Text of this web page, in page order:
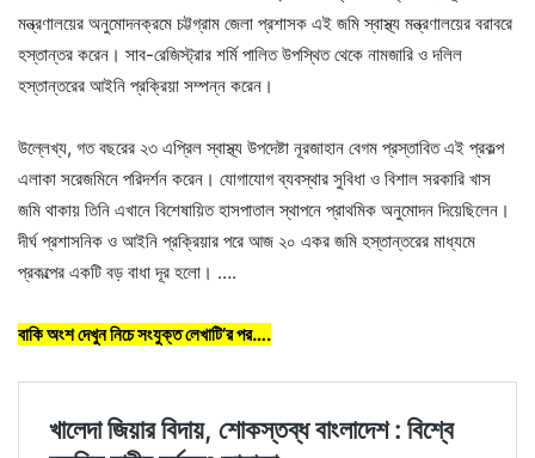
মন্ত্রণালয়ের অনুমোদনক্রমে চট্টগ্রাম জেলা প্রশাসক এই জমি স্বাস্থ্য মন্ত্রণালয়ের বরাবরে
হস্তান্তর করেন। সাব-রেজিস্ট্রার শর্মি পালিত উপস্থিত থেকে নামজারি ও দলিল
হস্তান্তরের আইনি প্রক্রিয়া সম্পন্ন করেন।
উল্লেখ্য, গত বছরের ২৩ এপ্রিল স্বাস্থ্য উপদেষ্টা নূরজাহান বেগম প্রস্তাবিত এই প্রকল্প
এলাকা সরেজমিনে পরিদর্শন করেন। যোগাযোগ ব্যবস্থার সুবিধা ও বিশাল সরকারি খাস
জমি থাকায় তিনি এখানে বিশেষায়িত হাসপাতাল স্থাপনে প্রাথমিক অনুমোদন দিয়েছিলেন।
দীর্ঘ প্রশাসনিক ও আইনি প্রক্রিয়ার পরে আজ ২০ একর জমি হস্তান্তরের মাধ্যমে
প্রকল্পের একটি বড় বাধা দূর হলো। ….
বাকি অংশ দেখুন নিচে সংযুক্তলেখাটি’র পর….